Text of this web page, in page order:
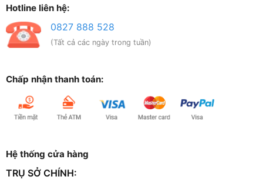
Hotline liên hệ:
0827 888 528
(Tất cả các ngày trong tuần)
Chấp nhận thanh toán:
Hệ thống cửa hàng
TRỤ SỞ CHÍNH: